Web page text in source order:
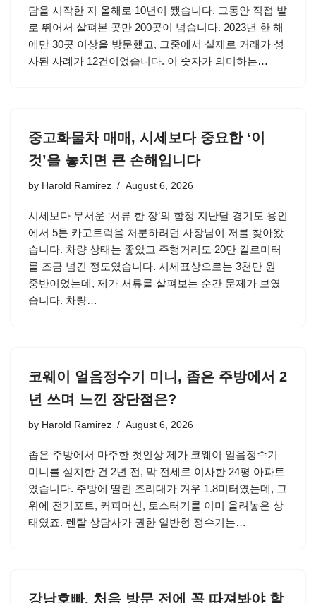
담을 시작한 지 올해로 10년이 됐습니다. 그동안 직접 발
로 뛰어서 살펴본 곳만 200곳이 넘습니다. 2023년 한 해
에만 30곳 이상을 방문했고, 그중에서 실제로 거래가 성
사된 사례가 12건이었습니다. 이 숫자가 의미하는…
중고화물차 매매, 시세보다 중요한 ‘이
것’을 놓치면 큰 손해입니다
by Harold Ramirez August 6, 2026
시세보다 무서운 ‘서류 한 장’의 함정 지난달 경기도 용인
에서 5톤 카고트럭을 처분하려던 사장님이 저를 찾아왔
습니다. 차량 상태는 좋았고 주행거리도 20만 킬로미터
를 조금 넘긴 정도였습니다. 시세표상으로는 3천만 원
중반이었는데, 제가 서류를 살펴보는 순간 문제가 보였
습니다. 차량…
코웨이 얼음정수기 미니, 좁은 주방에서 2
년 쓰며 느낀 장단점은?
by Harold Ramirez August 6, 2026
좁은 주방에서 마주한 첫인상 제가 코웨이 얼음정수기
미니를 설치한 건 2년 전, 막 전세로 이사한 24평 아파트
였습니다. 주방에 딸린 조리대가 겨우 1.8미터였는데, 그
위에 전기포트, 커피머신, 토스터기를 이미 올려놓은 상
태였죠. 렌탈 상담사가 권한 일반형 정수기는…
강남호빠, 처음 방문 전에 꼭 따져봐야 할